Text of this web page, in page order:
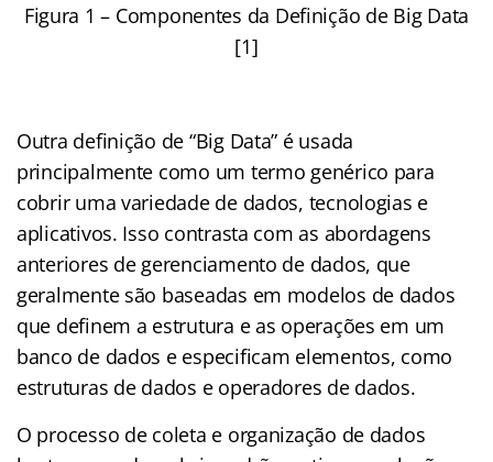
Figura 1 – Componentes da Definição de Big Data
[1]
Outra definição de “Big Data” é usada
principalmente como um termo genérico para
cobrir uma variedade de dados, tecnologias e
aplicativos. Isso contrasta com as abordagens
anteriores de gerenciamento de dados, que
geralmente são baseadas em modelos de dados
que definem a estrutura e as operações em um
banco de dados e especificam elementos, como
estruturas de dados e operadores de dados.
O processo de coleta e organização de dados